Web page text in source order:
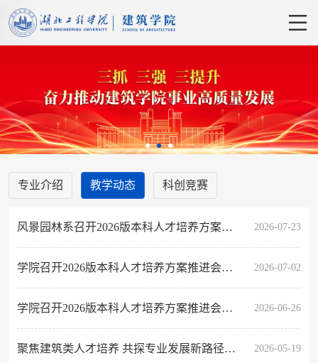
专业介绍 教学动态 科创竞赛
风景园林系召开2026版本科人才培养方案修订专题会议 2026-07-23
学院召开2026版本科人才培养方案推进会（二） 2026-07-02
学院召开2026版本科人才培养方案推进会（一） 2026-06-26
聚焦建筑类人才培养 共探专业发展新路径——我院赴湖北工业大学开展学习交流 2026-05-19